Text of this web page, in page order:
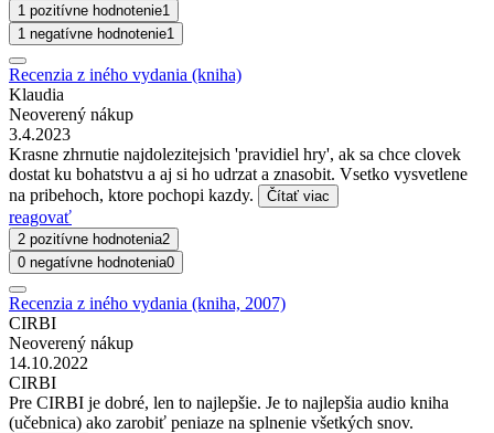
1 pozitívne hodnotenie1
1 negatívne hodnotenie1
Recenzia z iného vydania (kniha)
Klaudia
Neoverený nákup
3.4.2023
Krasne zhrnutie najdolezitejsich 'pravidiel hry', ak sa chce clovek
dostat ku bohatstvu a aj si ho udrzat a znasobit. Vsetko vysvetlene
na pribehoch, ktore pochopi kazdy.
Čítať viac
reagovať
2 pozitívne hodnotenia2
0 negatívne hodnotenia0
Recenzia z iného vydania (kniha, 2007)
CIRBI
Neoverený nákup
14.10.2022
CIRBI
Pre CIRBI je dobré, len to najlepšie. Je to najlepšia audio kniha
(učebnica) ako zarobiť peniaze na splnenie všetkých snov.